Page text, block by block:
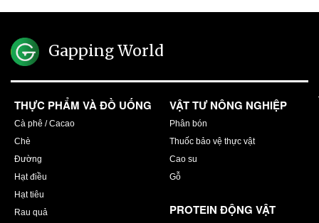
Gapping World
THỰC PHẨM VÀ ĐỒ UỐNG
Cà phê / Cacao
Chè
Đường
Hạt điều
Hạt tiêu
Rau quả
VẬT TƯ NÔNG NGHIỆP
Phân bón
Thuốc bảo vệ thực vật
Cao su
Gỗ
PROTEIN ĐỘNG VẬT